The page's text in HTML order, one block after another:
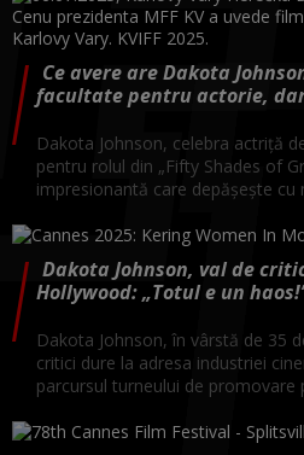
Ce avere are Dakota
facultate pentru actorie,
Dakota Johnson, celebra actriță
pentru rolul din „Fifty Shades of
impresionantă care depășește cu
Dakota Johnson, val de
Hollywood: „Totul e un
Dakota Johnson, în vârstă de 35
critici dure la adresa industriei
parcursul turneului de promovare